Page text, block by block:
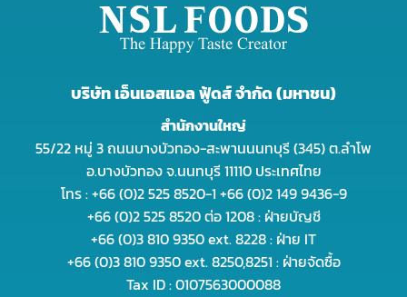
บริษัท เอ็นเอสแอล ฟู้ดส์ จำกัด (มหาชน)
สำนักงานใหญ่
55/22 หมู่ 3 ถนนบางบัวทอง-สะพานนนทบุรี (345) ต.ลำโพ
อ.บางบัวทอง จ.นนทบุรี 11110 ประเทศไทย
โทร : +66 (0)2 525 8520-1 +66 (0)2 149 9436-9
+66 (0)2 525 8520 ต่อ 1208 : ฝ่ายบัญชี
+66 (0)3 810 9350 ext. 8228 : ฝ่าย IT
+66 (0)3 810 9350 ext. 8250,8251 : ฝ่ายจัดซื้อ
Tax ID : 0107563000088